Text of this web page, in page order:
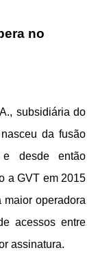
no
subsidiária do
da fusão
desde então
a GVT em 2015
operadora
acessos entre
assinatura.